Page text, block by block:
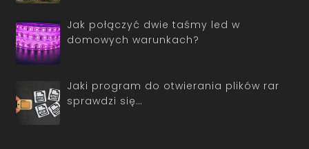
Jak połączyć dwie taśmy led w
domowych warunkach?
Jaki program do otwierania plików rar
sprawdzi się…